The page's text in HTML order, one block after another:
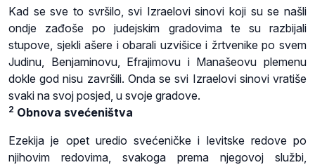
Kad se sve to svršilo, svi Izraelovi sinovi koji su se našli
ondje zađoše po judejskim gradovima te su razbijali
stupove, sjekli ašere i obarali uzvišice i žrtvenike po svem
Judinu, Benjaminovu, Efrajimovu i Manašeovu plemenu
dokle god nisu završili. Onda se svi Izraelovi sinovi vratiše
svaki na svoj posjed, u svoje gradove.
2 Obnova svećeništva
Ezekija je opet uredio svećeničke i levitske redove po
njihovim redovima, svakoga prema njegovoj službi,